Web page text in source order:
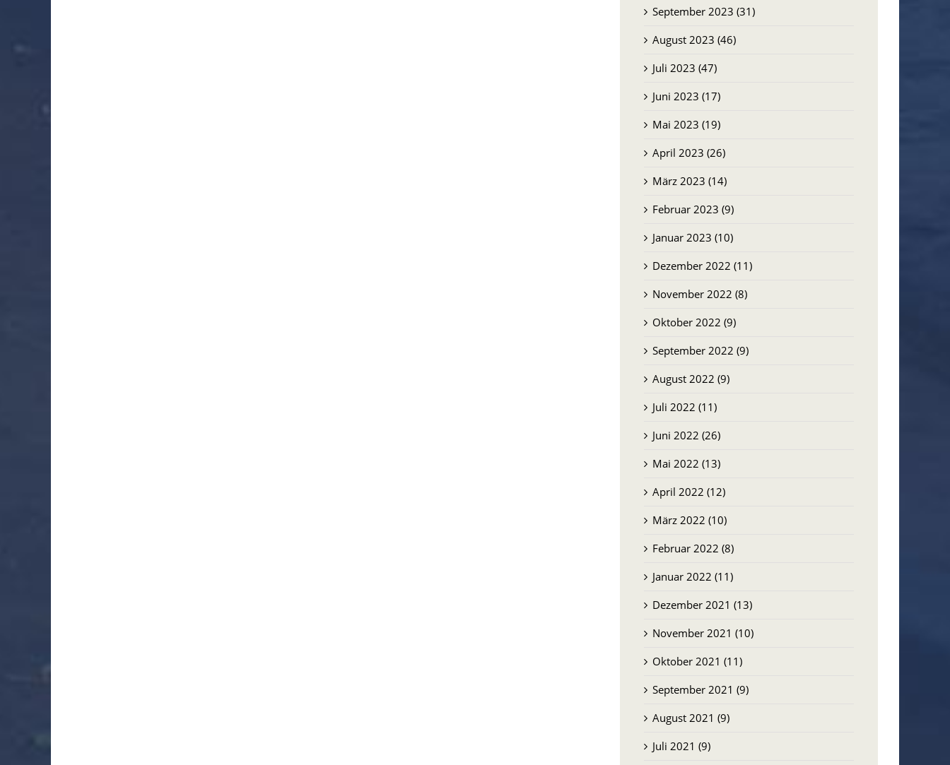
September 2023 (31)
August 2023 (46)
Juli 2023 (47)
Juni 2023 (17)
Mai 2023 (19)
April 2023 (26)
März 2023 (14)
Februar 2023 (9)
Januar 2023 (10)
Dezember 2022 (11)
November 2022 (8)
Oktober 2022 (9)
September 2022 (9)
August 2022 (9)
Juli 2022 (11)
Juni 2022 (26)
Mai 2022 (13)
April 2022 (12)
März 2022 (10)
Februar 2022 (8)
Januar 2022 (11)
Dezember 2021 (13)
November 2021 (10)
Oktober 2021 (11)
September 2021 (9)
August 2021 (9)
Juli 2021 (9)